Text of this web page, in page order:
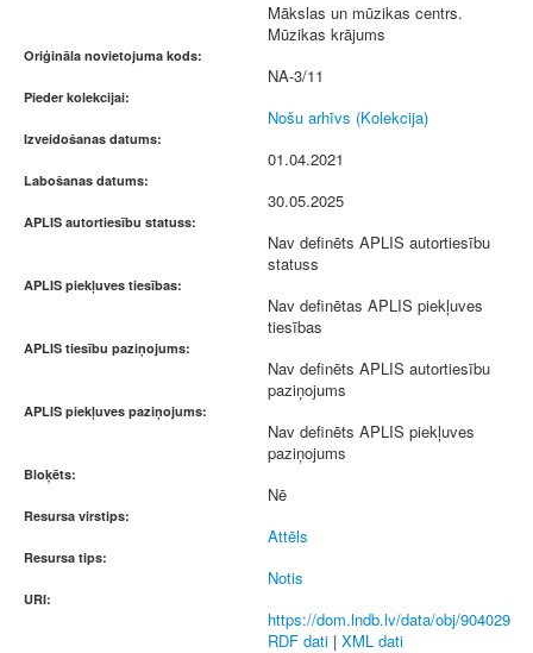
Mākslas un mūzikas centrs.
Mūzikas krājums
Oriģināla novietojuma kods:
NA-3/11
Pieder kolekcijai:
Nošu arhīvs (Kolekcija)
Izveidošanas datums:
01.04.2021
Labošanas datums:
30.05.2025
APLIS autortiesību statuss:
Nav definēts APLIS autortiesību
statuss
APLIS piekļuves tiesības:
Nav definētas APLIS piekļuves
tiesības
APLIS tiesību paziņojums:
Nav definēts APLIS autortiesību
paziņojums
APLIS piekļuves paziņojums:
Nav definēts APLIS piekļuves
paziņojums
Bloķēts:
Nē
Resursa virstips:
Attēls
Resursa tips:
Notis
URI:
https://dom.lndb.lv/data/obj/904029
RDF dati | XML dati